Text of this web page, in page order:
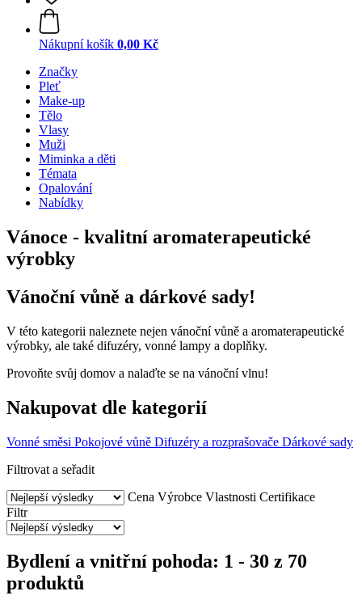
Nákupní košík 0,00 Kč
Značky
Pleť
Make-up
Tělo
Vlasy
Muži
Miminka a děti
Témata
Opalování
Nabídky
Vánoce - kvalitní aromaterapeutické
výrobky
Vánoční vůně a dárkové sady!
V této kategorii naleznete nejen vánoční vůně a aromaterapeutické
výrobky, ale také difuzéry, vonné lampy a doplňky.
Provoňte svůj domov a nalaďte se na vánoční vlnu!
Nakupovat dle kategorií
Vonné směsi Pokojové vůně Difuzéry a rozprašovače Dárkové sady
Filtrovat a seřadit
Cena Výrobce Vlastnosti Certifikace
Filtr
Bydlení a vnitřní pohoda: 1 - 30 z 70
produktů